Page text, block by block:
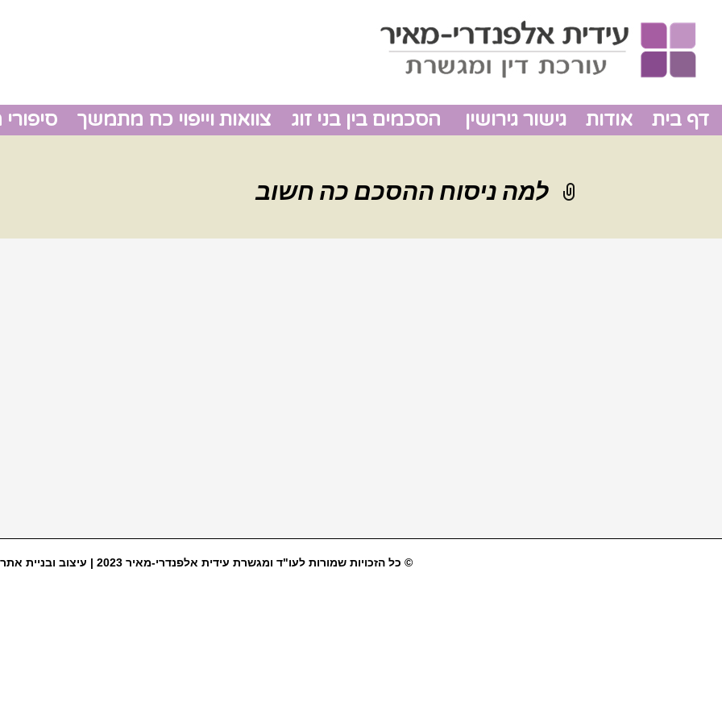
דף בית אודות גישור גירושין הסכמים בין בני זוג צוואות וייפוי כח מתמשך
למה ניסוח ההסכם כה חשוב
© כל הזכויות שמורות לעו"ד ומגשרת עידית אלפנדרי-מאיר 2023 | עיצוב ובניית